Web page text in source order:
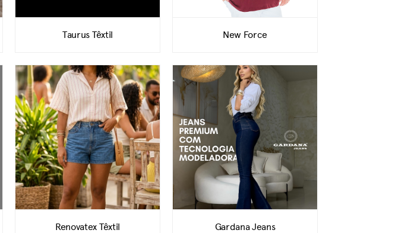
Taurus Têxtil New Force
Renovatex Têxtil Gardana Jeans